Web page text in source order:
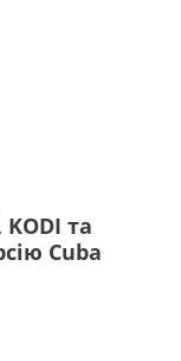
KODI та
Cuba